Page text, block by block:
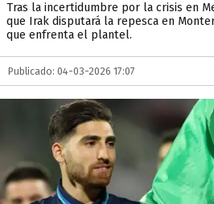
Tras la incertidumbre por la crisis en
que Irak disputará la repesca en
que enfrenta el plantel.
Publicado: 04-03-2026 17:07